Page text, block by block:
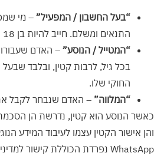
“בעל החשבון / המפעיל” – מי
התנאים ומשלם. חייב להיות בן 18 ומעלה.
“המטייל / הנוסע” – האדם שעבורו
בכל גיל, לרבות קטין, ובלבד
החוקי שלו.
“המלווה” – האדם שנבחר לקבל
כאשר הנוסע הוא קטין, נדרשת הן
והן אישור הקטין עצמו לעיבוד המידע
WhatsApp נפרדת הכוללת קישור למדיניות זו.